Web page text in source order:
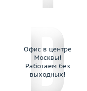
Офис в центре
Москвы!
Работаем без
выходных!